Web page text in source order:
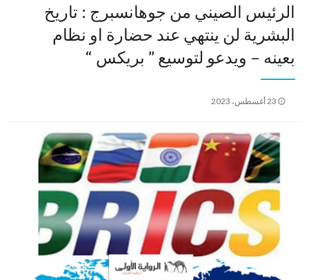
الرئيس الصيني من جوهانسبرج : تاريخ
البشرية لن ينتهي عند حضارة او نظام
بعينه – ويدعو لتوسيع ” بريكس “
نُشر
23 أغسطس، 2023